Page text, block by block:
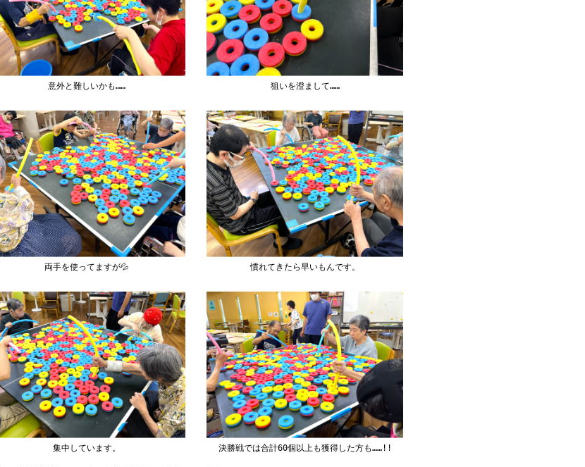
意外と難しいかも…… 狙いを澄まして……
両手を使ってますが💦 慣れてきたら早いもんです。
集中しています。 決勝戦では合計60個以上も獲得した方も……!!